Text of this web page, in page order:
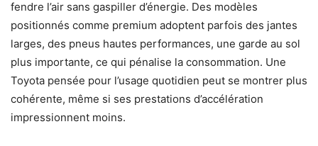
fendre l’air sans gaspiller d’énergie. Des modèles
positionnés comme premium adoptent parfois des jantes
larges, des pneus hautes performances, une garde au sol
plus importante, ce qui pénalise la consommation. Une
Toyota pensée pour l’usage quotidien peut se montrer plus
cohérente, même si ses prestations d’accélération
impressionnent moins.